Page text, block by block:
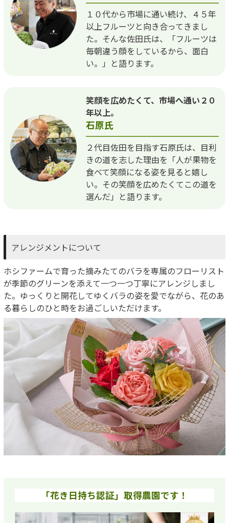
１０代から市場に通い続け、４５年
以上フルーツと向き合ってきまし
た。そんな佐田氏は、「フルーツは
毎朝違う顔をしているから、面白
い。」と語ります。
笑顔を広めたくて、市場へ通い２０
年以上。
石原氏
２代目佐田を目指す石原氏は、目利
きの道を志した理由を「人が果物を
食べて笑顔になる姿を見ると嬉し
い。その笑顔を広めたくてこの道を
選んだ」と語ります。
アレンジメントについて
ホシファームで育った摘みたてのバラを専属のフローリスト
が季節のグリーンを添えて一つ一つ丁寧にアレンジしまし
た。ゆっくりと開花してゆくバラの姿を愛でながら、花のあ
る暮らしのひと時をお過ごしいただけます。
「花き日持ち認証」取得農園です！